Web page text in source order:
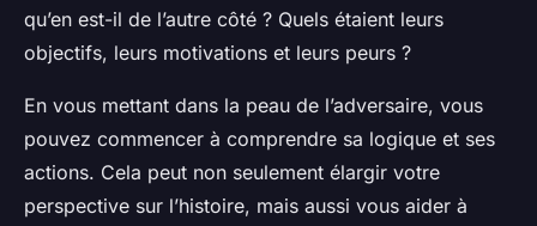
qu’en est-il de l’autre côté ? Quels étaient leurs
objectifs, leurs motivations et leurs peurs ?
En vous mettant dans la peau de l’adversaire, vous
pouvez commencer à comprendre sa logique et ses
actions. Cela peut non seulement élargir votre
perspective sur l’histoire, mais aussi vous aider à